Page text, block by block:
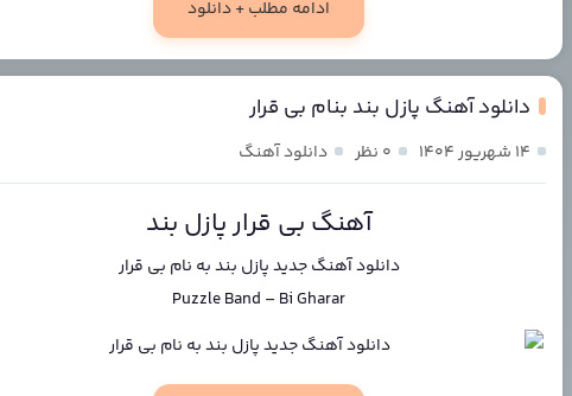
ادامه مطلب + دانلود
دانلود آهنگ پازل بند بنام بی قرار
۱۴ شهریور ۱۴۰۴ ۰ نظر دانلود آهنگ
آهنگ بی قرار پازل بند
دانلود آهنگ جدیدپازل بندبه نام بی قرار
Puzzle Band –Bi Gharar